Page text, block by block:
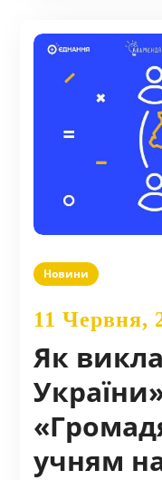
Новини
11 Червня,
Як
учням